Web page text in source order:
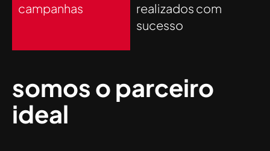
somos o parceiro
ideal
campanhas
realizados com
sucesso